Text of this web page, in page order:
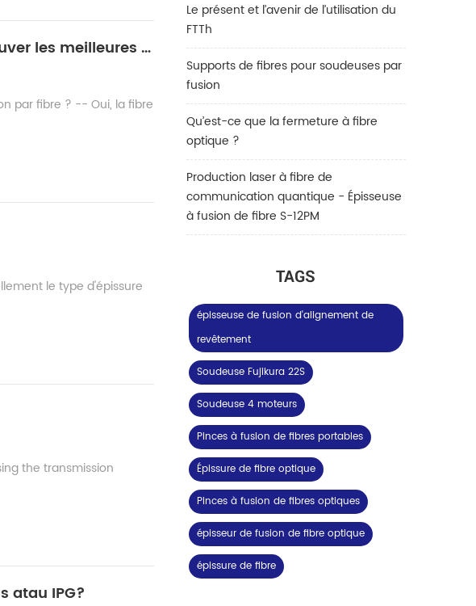
Le présent et l’avenir de l’utilisation du
FTTh
Supports de fibres pour soudeuses par
fusion
Qu’est-ce que la fermeture à fibre
optique ?
Production laser à fibre de
communication quantique - Épisseuse
à fusion de fibre S-12PM
TAGS
épisseuse de fusion d'alignement de
revêtement
Soudeuse Fujikura 22S
Soudeuse 4 moteurs
Pinces à fusion de fibres portables
Épissure de fibre optique
Pinces à fusion de fibres optiques
épisseur de fusion de fibre optique
épissure de fibre
Nouvelle génération de fibre optique de communication - Comment trouver les meilleures solutions pour l'épissure de fibre multicœur
par fibre ? -- Oui, la fibre
le type d'épissure
the transmission
atau IPG?